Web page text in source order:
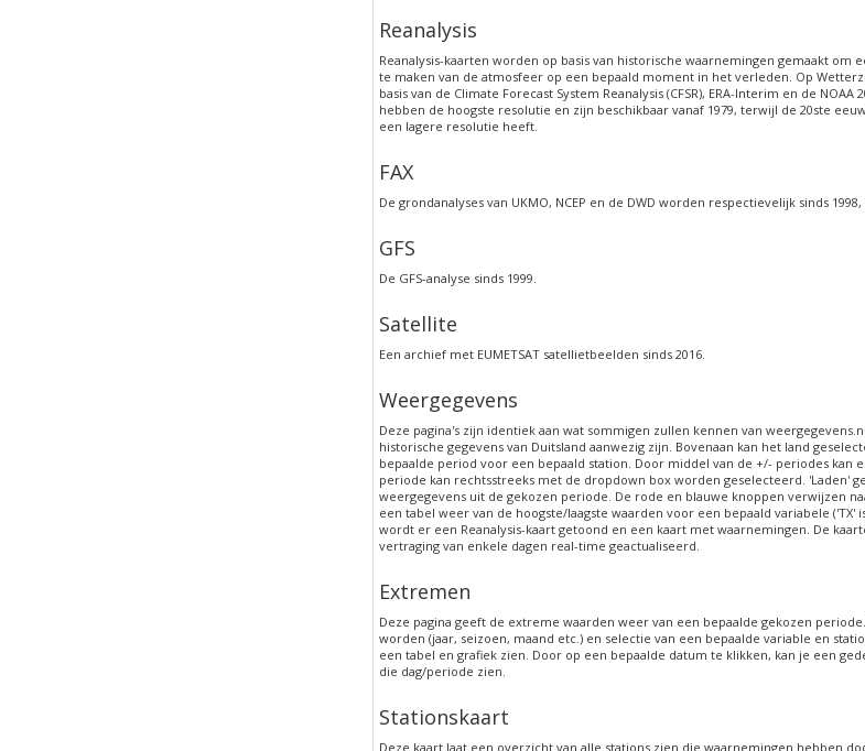
Reanalysis
Reanalysis-kaarten worden op basis van historische waarnemingen gemaakt om
te maken van de atmosfeer op een bepaald moment in het verleden. Op
basis van de Climate Forecast System Reanalysis (CFSR), ERA-Interim en de
hebben de hoogste resolutie en zijn beschikbaar vanaf 1979, terwijl de 20ste
een lagere resolutie heeft.
FAX
De grondanalyses van UKMO, NCEP en de DWD worden respectievelijk sinds
GFS
De GFS-analyse sinds 1999.
Satellite
Een archief met EUMETSAT satellietbeelden sinds 2016.
Weergegevens
Deze pagina's zijn identiek aan wat sommigen zullen kennen van
historische gegevens van Duitsland aanwezig zijn. Bovenaan kan het land
bepaalde period voor een bepaald station. Door middel van de +/- periodes kan
periode kan rechtsstreeks met de dropdown box worden geselecteerd. 'Laden'
weergegevens uit de gekozen periode. De rode en blauwe knoppen verwijzen
een tabel weer van de hoogste/laagste waarden voor een bepaald variabele
wordt er een Reanalysis-kaart getoond en een kaart met waarnemingen. De
vertraging van enkele dagen real-time geactualiseerd.
Extremen
Deze pagina geeft de extreme waarden weer van een bepaalde gekozen
worden (jaar, seizoen, maand etc.) en selectie van een bepaalde variable en
een tabel en grafiek zien. Door op een bepaalde datum te klikken, kan je een
die dag/periode zien.
Stationskaart
Deze kaart laat een overzicht van alle stations zien die waarnemingen hebben